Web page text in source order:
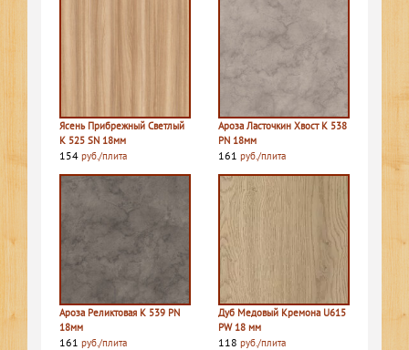
Ясень Прибрежный Светлый
K 525 SN 18мм
154 руб./плита
Ароза Ласточкин Хвост K 538
PN 18мм
161 руб./плита
Ароза Реликтовая K 539 PN
18мм
161 руб./плита
Дуб Медовый Кремона U615
PW 18 мм
118 руб./плита